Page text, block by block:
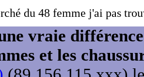
du 48 femme j'ai pas
vraie
et les